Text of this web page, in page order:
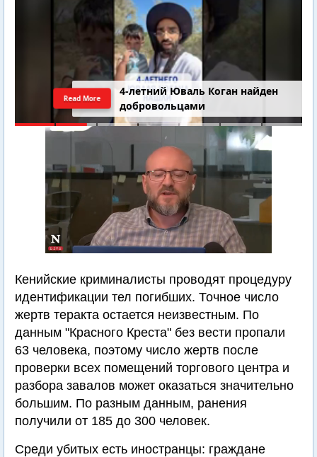
4-летний Юваль Коган найден
добровольцами
Read More
Кенийские криминалисты проводят процедуру
идентификации тел погибших. Точное число
жертв теракта остается неизвестным. По
данным "Красного Креста" без вести пропали
63 человека, поэтому число жертв после
проверки всех помещений торгового центра и
разбора завалов может оказаться значительно
большим. По разным данным, ранения
получили от 185 до 300 человек.
Среди убитых есть иностранцы: граждане